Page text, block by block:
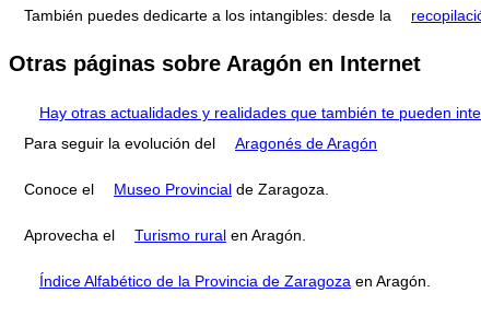
También puedes dedicarte a los intangibles: desde la
Otras páginas sobre Aragón en Internet
Hay otras actualidades y realidades que también te pueden
Para seguir la evolución del
Aragonés de Aragón
Conoce el Museo Provincial de Zaragoza.
Aprovecha el Turismo rural en Aragón.
Índice Alfabético de la Provincia de Zaragoza en Aragón.